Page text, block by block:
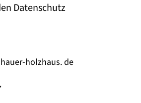
Datenschutz
holzhaus. de